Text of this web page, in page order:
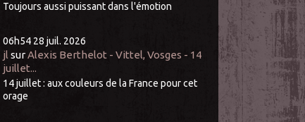
Toujours aussi puissant dans l'émotion
06h54 28 juil. 2026
jl surAlexis Berthelot - Vittel, Vosges - 14
juillet...
14 juillet : aux couleurs de la France pour cet
orage